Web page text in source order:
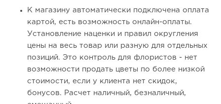
К магазину автоматически подключена оплата
картой, есть возможность онлайн-оплаты.
Установление наценки и правил округления
цены на весь товар или разную для отдельных
позиций. Это контроль для флористов - нет
возможности продать цветы по более низкой
стоимости, если у клиента нет скидок,
бонусов. Расчет наличный, безналичный,